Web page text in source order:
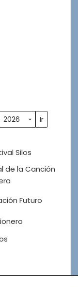
Silos
de la Canción
Futuro